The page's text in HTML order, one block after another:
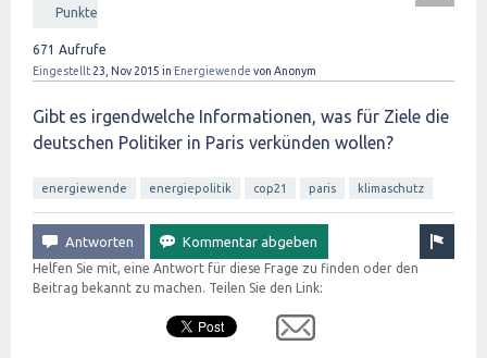
Punkte
671 Aufrufe
Eingestellt 23, Nov 2015 in Energiewende von Anonym
Gibt es irgendwelche Informationen, was für Ziele die
deutschen Politiker in Paris verkünden wollen?
energiewende energiepolitik cop21 paris klimaschutz
Helfen Sie mit, eine Antwort für diese Frage zu finden oder den
Beitrag bekannt zu machen. Teilen Sie den Link: